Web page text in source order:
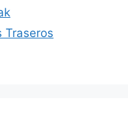
Traseros